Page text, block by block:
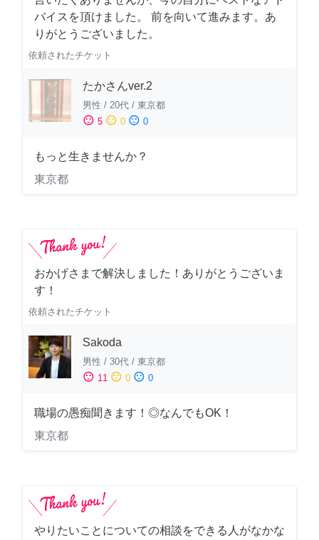
バイスを頂けました。 前を向いて進みます。あ
りがとうございました。
依頼されたチケット
たかさんver.2
男性 / 20代 / 東京都
sentiment_satisfied 5 sentiment_neutral 0 sentiment_dissatisfied 0
もっと生きませんか？
東京都
おかげさまで解決しました！ありがとうございま
す！
依頼されたチケット
Sakoda
男性 / 30代 / 東京都
sentiment_satisfied 11 sentiment_neutral 0 sentiment_dissatisfied 0
職場の愚痴聞きます！◎なんでもOK！
東京都
やりたいことについての相談をできる人がなかな